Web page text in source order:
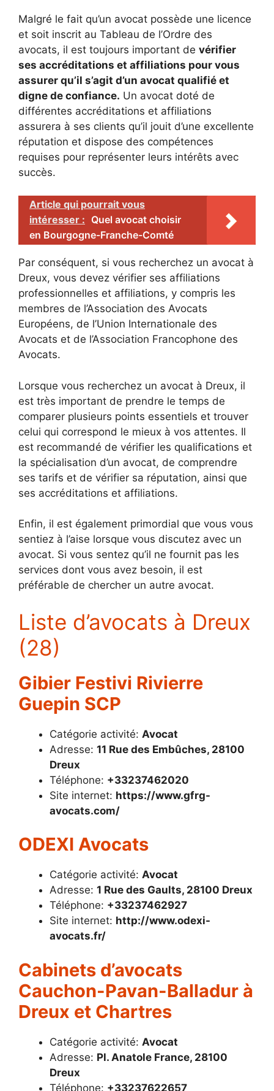
Malgré le fait qu’un avocat possède une licence
et soit inscrit au Tableau de l’Ordre des
avocats, il est toujours important de vérifier
ses accréditations et affiliations pour vous
assurer qu’il s’agit d’un avocat qualifié et
digne de confiance. Un avocat doté de
différentes accréditations et affiliations
assurera à ses clients qu’il jouit d’une excellente
réputation et dispose des compétences
requises pour représenter leurs intérêts avec
succès.
Article qui pourrait vous
intéresser : Quel avocat choisir
en Bourgogne-Franche-Comté
Par conséquent, si vous recherchez un avocat à
Dreux, vous devez vérifier ses affiliations
professionnelles et affiliations, y compris les
membres de l’Association des Avocats
Européens, de l’Union Internationale des
Avocats et de l’Association Francophone des
Avocats.
Lorsque vous recherchez un avocat à Dreux, il
est très important de prendre le temps de
comparer plusieurs points essentiels et trouver
celui qui correspond le mieux à vos attentes. Il
est recommandé de vérifier les qualifications et
la spécialisation d’un avocat, de comprendre
ses tarifs et de vérifier sa réputation, ainsi que
ses accréditations et affiliations.
Enfin, il est également primordial que vous vous
sentiez à l’aise lorsque vous discutez avec un
avocat. Si vous sentez qu’il ne fournit pas les
services dont vous avez besoin, il est
préférable de chercher un autre avocat.
Liste d’avocats à Dreux
(28)
Gibier Festivi Rivierre
Guepin SCP
Catégorie activité: Avocat
Adresse: 11 Rue des Embûches, 28100
Dreux
Téléphone: +33237462020
Site internet: https://www.gfrg-
avocats.com/
ODEXI Avocats
Catégorie activité: Avocat
Adresse: 1 Rue des Gaults, 28100 Dreux
Téléphone: +33237462927
Site internet: http://www.odexi-
avocats.fr/
Cabinets d’avocats
Cauchon-Pavan-Balladur à
Dreux et Chartres
Catégorie activité: Avocat
Adresse: Pl. Anatole France, 28100
Dreux
Téléphone: +33237622657